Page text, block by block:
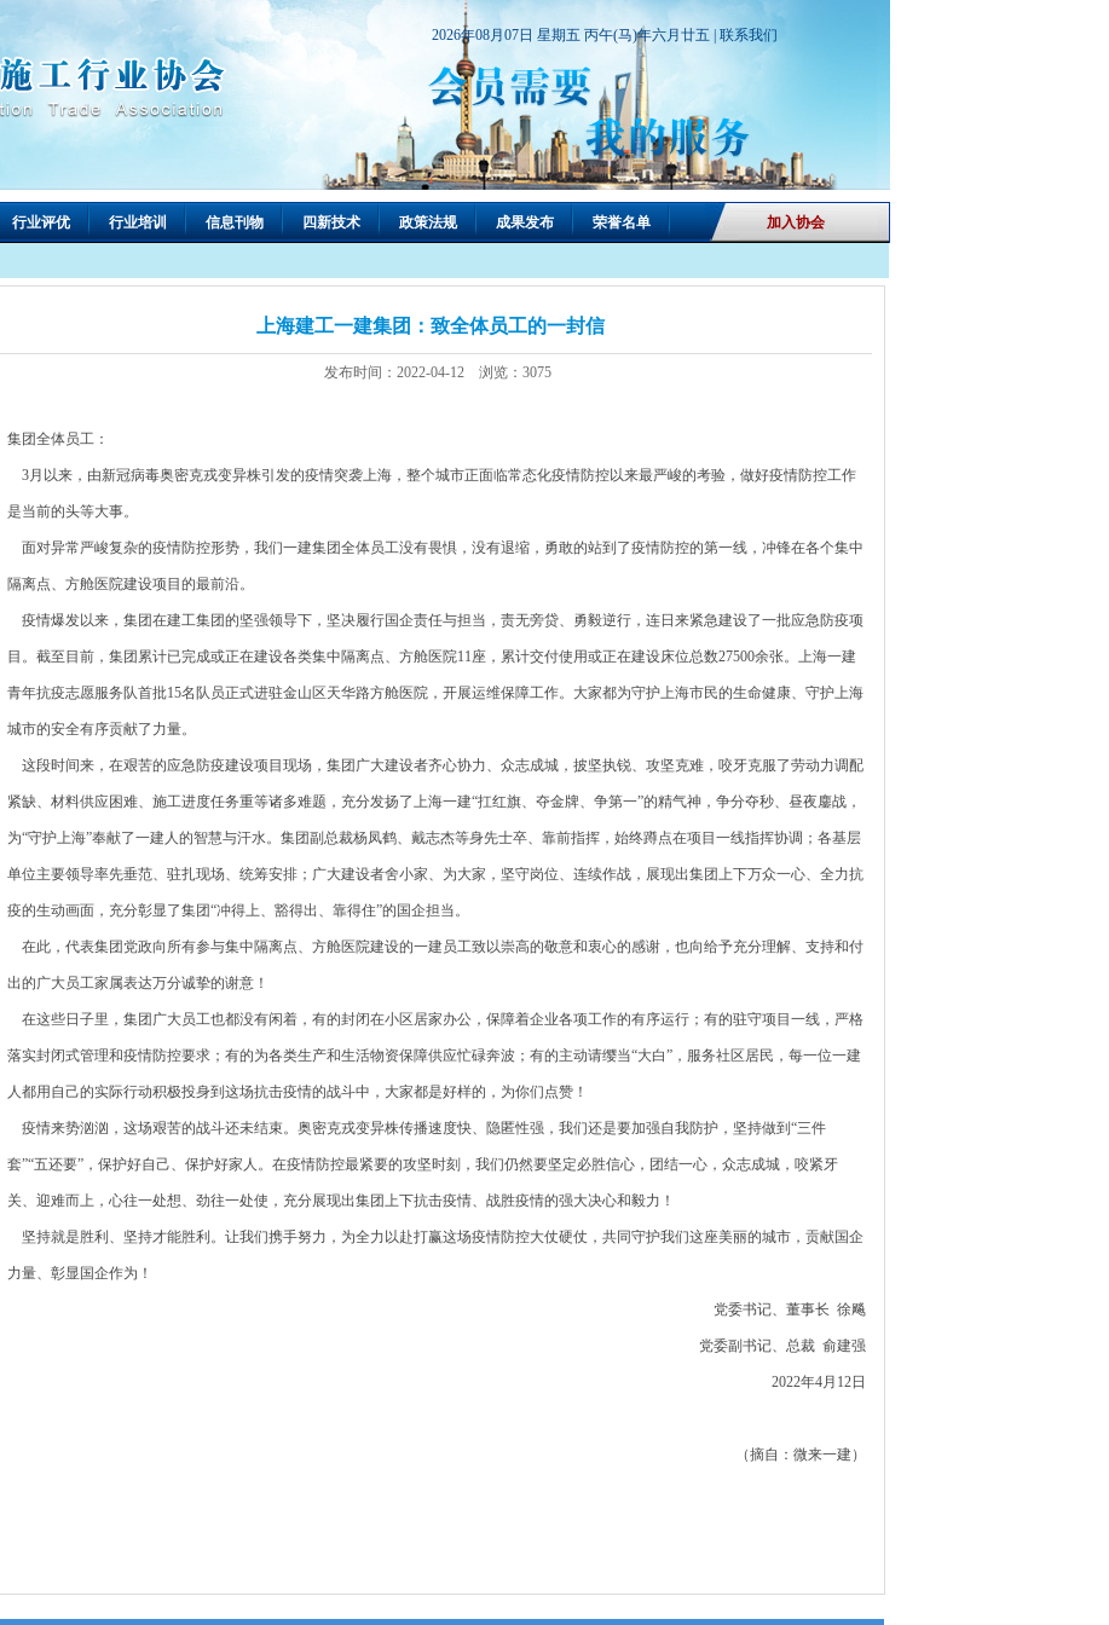
2026年08月07日 星期五 丙午(马)年六月廿五 | 联系我们
行业评优 行业培训 信息刊物 四新技术 政策法规 成果发布 荣誉名单 加入协会
上海建工一建集团：致全体员工的一封信
发布时间：2022-04-12 浏览：3075
集团全体员工：
3月以来，由新冠病毒奥密克戎变异株引发的疫情突袭上海，整个城市正面临常态化疫情防控以来最严峻的考验，做好疫情防控工作
是当前的头等大事。
面对异常严峻复杂的疫情防控形势，我们一建集团全体员工没有畏惧，没有退缩，勇敢的站到了疫情防控的第一线，冲锋在各个集中
隔离点、方舱医院建设项目的最前沿。
疫情爆发以来，集团在建工集团的坚强领导下，坚决履行国企责任与担当，责无旁贷、勇毅逆行，连日来紧急建设了一批应急防疫项
目。截至目前，集团累计已完成或正在建设各类集中隔离点、方舱医院11座，累计交付使用或正在建设床位总数27500余张。上海一建
青年抗疫志愿服务队首批15名队员正式进驻金山区天华路方舱医院，开展运维保障工作。大家都为守护上海市民的生命健康、守护上海
城市的安全有序贡献了力量。
这段时间来，在艰苦的应急防疫建设项目现场，集团广大建设者齐心协力、众志成城，披坚执锐、攻坚克难，咬牙克服了劳动力调配
紧缺、材料供应困难、施工进度任务重等诸多难题，充分发扬了上海一建“扛红旗、夺金牌、争第一”的精气神，争分夺秒、昼夜鏖战，
为“守护上海”奉献了一建人的智慧与汗水。集团副总裁杨凤鹤、戴志杰等身先士卒、靠前指挥，始终蹲点在项目一线指挥协调；各基层
单位主要领导率先垂范、驻扎现场、统筹安排；广大建设者舍小家、为大家，坚守岗位、连续作战，展现出集团上下万众一心、全力抗
疫的生动画面，充分彰显了集团“冲得上、豁得出、靠得住”的国企担当。
在此，代表集团党政向所有参与集中隔离点、方舱医院建设的一建员工致以崇高的敬意和衷心的感谢，也向给予充分理解、支持和付
出的广大员工家属表达万分诚挚的谢意！
在这些日子里，集团广大员工也都没有闲着，有的封闭在小区居家办公，保障着企业各项工作的有序运行；有的驻守项目一线，严格
落实封闭式管理和疫情防控要求；有的为各类生产和生活物资保障供应忙碌奔波；有的主动请缨当“大白”，服务社区居民，每一位一建
人都用自己的实际行动积极投身到这场抗击疫情的战斗中，大家都是好样的，为你们点赞！
疫情来势汹汹，这场艰苦的战斗还未结束。奥密克戎变异株传播速度快、隐匿性强，我们还是要加强自我防护，坚持做到“三件
套”“五还要”，保护好自己、保护好家人。在疫情防控最紧要的攻坚时刻，我们仍然要坚定必胜信心，团结一心，众志成城，咬紧牙
关、迎难而上，心往一处想、劲往一处使，充分展现出集团上下抗击疫情、战胜疫情的强大决心和毅力！
坚持就是胜利、坚持才能胜利。让我们携手努力，为全力以赴打赢这场疫情防控大仗硬仗，共同守护我们这座美丽的城市，贡献国企
力量、彰显国企作为！
党委书记、董事长 徐飚
党委副书记、总裁 俞建强
2022年4月12日
（摘自：微来一建）